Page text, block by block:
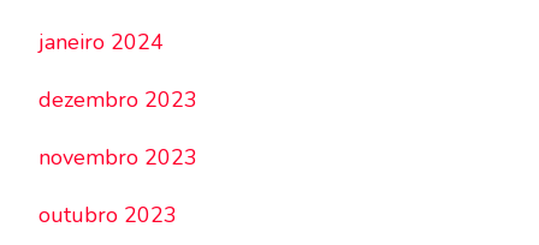
janeiro 2024
dezembro 2023
novembro 2023
outubro 2023